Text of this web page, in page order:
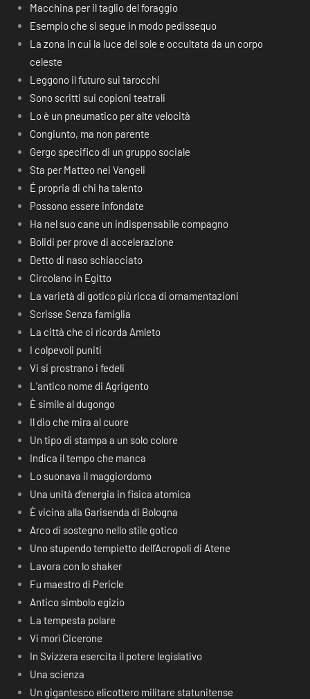
Macchina per il taglio del foraggio
Esempio che si segue in modo pedissequo
La zona in cui la luce del sole e occultata da un corpo
celeste
Leggono il futuro sui tarocchi
Sono scritti sui copioni teatrali
Lo è un pneumatico per alte velocità
Congiunto, ma non parente
Gergo specifico di un gruppo sociale
Sta per Matteo nei Vangeli
É propria di chi ha talento
Possono essere infondate
Ha nel suo cane un indispensabile compagno
Bolidi per prove di accelerazione
Detto di naso schiacciato
Circolano in Egitto
La varietà di gotico più ricca di ornamentazioni
Scrisse Senza famiglia
La città che ci ricorda Amleto
I colpevoli puniti
Vi si prostrano i fedeli
L’antico nome di Agrigento
È simile al dugongo
Il dio che mira al cuore
Un tipo di stampa a un solo colore
Indica il tempo che manca
Lo suonava il maggiordomo
Una unità d’energia in fisica atomica
È vicina alla Garisenda di Bologna
Arco di sostegno nello stile gotico
Uno stupendo tempietto dell’Acropoli di Atene
Lavora con lo shaker
Fu maestro di Pericle
Antico simbolo egizio
La tempesta polare
Vi morì Cicerone
In Svizzera esercita il potere legislativo
Una scienza
Un gigantesco elicottero militare statunitense